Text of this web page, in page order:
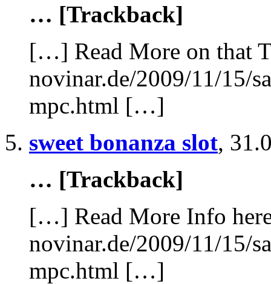
… [Trackback]
[…] Read More on that
novinar.de/2009/11/15/
mpc.html […]
sweet bonanza slot,
… [Trackback]
[…] Read More Info
novinar.de/2009/11/15/
mpc.html […]